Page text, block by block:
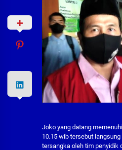
Joko yang datang
10.15 wib tersebut
tersangka oleh tim penyidik